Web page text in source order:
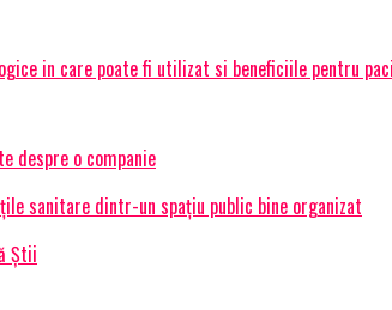
in care poate fi utilizat si beneficiile pentru
despre o companie
sanitare dintr-un spațiu public bine organizat
Știi